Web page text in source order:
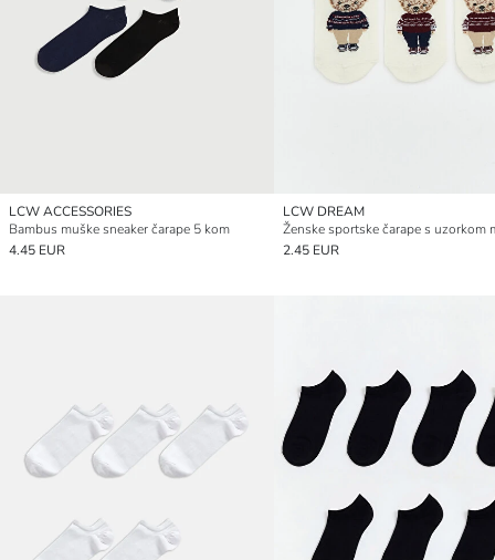
LCW ACCESSORIES
Bambus muške sneaker čarape 5 kom
4.45 EUR
LCW DREAM
2.45 EUR